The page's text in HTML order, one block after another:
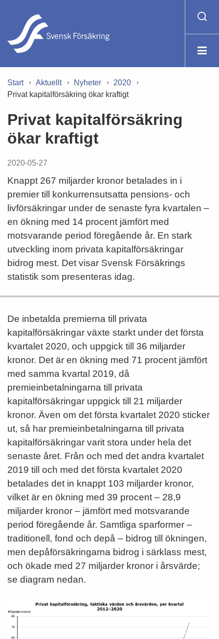
Start Aktuellt Nyheter
2020
Privat kapitalförsäkring ökar kraftigt
Privat kapitalförsäkring
ökar kraftigt
2020-05-27
Knappt 267 miljarder kronor betalades in i
premier till konkurrensutsatta pensions- och
livförsäkringar under de senaste fyra kvartalen –
en ökning med 14 procent jämfört med
motsvarande period föregående år. En stark
utveckling inom privata kapitalförsäkringar
bidrog mest. Det visar Svensk Försäkrings
statistik som presenteras idag.
De inbetalda premierna till privata
kapitalförsäkringar växte starkt under det första
kvartalet 2020, och uppgick till 36 miljarder
kronor. Det är en ökning med 71 procent jämfört
med samma kvartal 2019, då
premieinbetalningarna till privata
kapitalförsäkringar uppgick till 21 miljarder
kronor. Även om det första kvartalet 2020 sticker
ut, så har premieinbetalningarna till privata
kapitalförsäkringar varit stora under hela det
senaste året. Från och med det andra kvartalet
2019 till och med det första kvartalet 2020
betalades det in knappt 103 miljarder kronor,
vilket är en ökning med 39 procent – 28,9
miljarder kronor – jämfört med motsvarande
period föregående år. Samtliga sparformer –
traditionell, fond och depå – bidrog till ökningen,
men depåförsäkringarna bidrog i särklass mest,
och ökade med 27 miljarder kronor i årsvärde;
se diagram nedan.